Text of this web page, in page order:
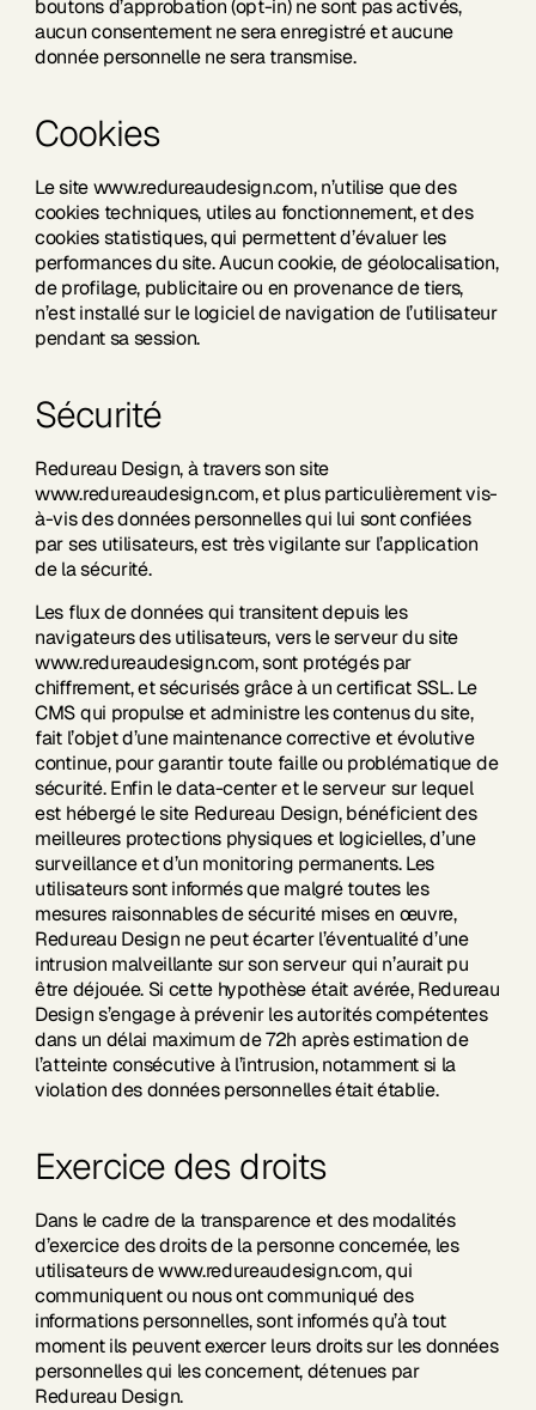
boutons d’approbation (opt-in) ne sont pas activés,
aucun consentement ne sera enregistré et aucune
donnée personnelle ne sera transmise.
Cookies
Le site www.redureaudesign.com, n’utilise que des
cookies techniques, utiles au fonctionnement, et des
cookies statistiques, qui permettent d’évaluer les
performances du site. Aucun cookie, de géolocalisation,
de profilage, publicitaire ou en provenance de tiers,
n’est installé sur le logiciel de navigation de l’utilisateur
pendant sa session.
Sécurité
Redureau Design, à travers son site
www.redureaudesign.com, et plus particulièrement vis-
à-vis des données personnelles qui lui sont confiées
par ses utilisateurs, est très vigilante sur l’application
de la sécurité.
Les flux de données qui transitent depuis les
navigateurs des utilisateurs, vers le serveur du site
www.redureaudesign.com, sont protégés par
chiffrement, et sécurisés grâce à un certificat SSL. Le
CMS qui propulse et administre les contenus du site,
fait l’objet d’une maintenance corrective et évolutive
continue, pour garantir toute faille ou problématique de
sécurité. Enfin le data-center et le serveur sur lequel
est hébergé le site Redureau Design, bénéficient des
meilleures protections physiques et logicielles, d’une
surveillance et d’un monitoring permanents. Les
utilisateurs sont informés que malgré toutes les
mesures raisonnables de sécurité mises en œuvre,
Redureau Design ne peut écarter l’éventualité d’une
intrusion malveillante sur son serveur qui n’aurait pu
être déjouée. Si cette hypothèse était avérée, Redureau
Design s’engage à prévenir les autorités compétentes
dans un délai maximum de 72h après estimation de
l’atteinte consécutive à l’intrusion, notamment si la
violation des données personnelles était établie.
Exercice des droits
Dans le cadre de la transparence et des modalités
d’exercice des droits de la personne concernée, les
utilisateurs de www.redureaudesign.com, qui
communiquent ou nous ont communiqué des
informations personnelles, sont informés qu’à tout
moment ils peuvent exercer leurs droits sur les données
personnelles qui les concernent, détenues par
Redureau Design.